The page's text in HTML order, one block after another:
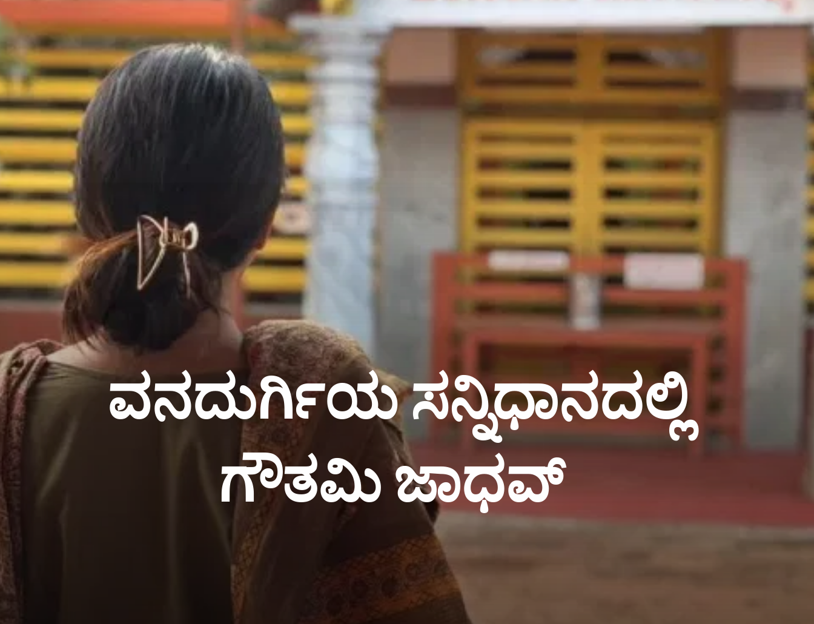
ವನದುರ್ಗಿಯ ಸನ್ನಿಧಾನದಲ್ಲಿ
ಗೌತಮಿ ಜಾಧವ್